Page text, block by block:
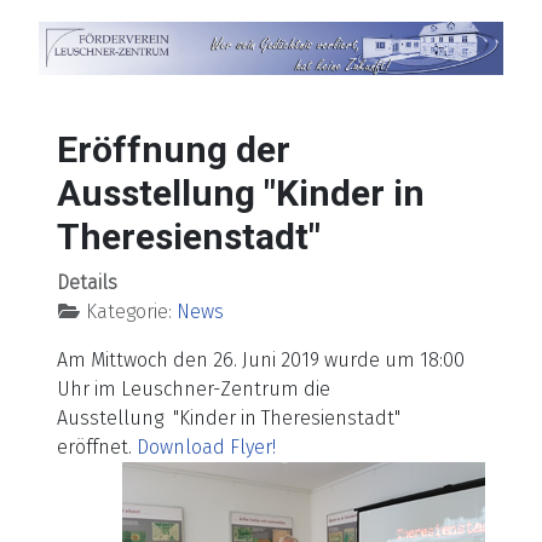
Eröffnung der
Ausstellung "Kinder in
Theresienstadt"
Details
Kategorie: News
Am Mittwoch den 26. Juni 2019 wurde um 18:00
Uhr im Leuschner-Zentrum die
Ausstellung "Kinder in Theresienstadt"
eröffnet. Download Flyer!